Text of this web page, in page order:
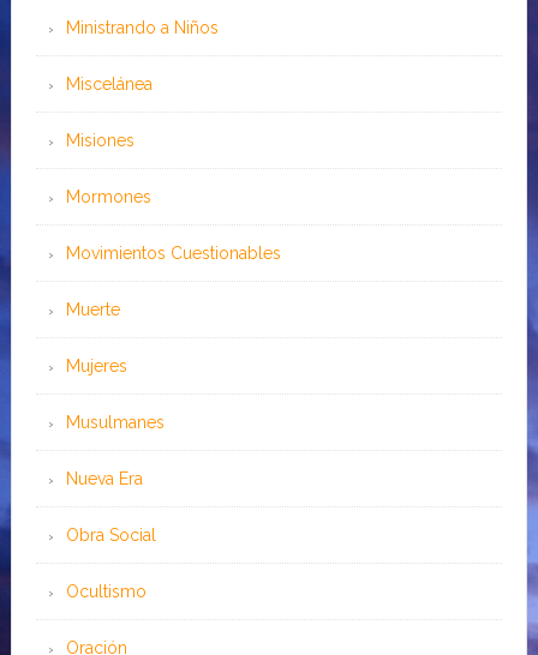
Ministrando a Niños
Miscelánea
Misiones
Mormones
Movimientos Cuestionables
Muerte
Mujeres
Musulmanes
Nueva Era
Obra Social
Ocultismo
Oración